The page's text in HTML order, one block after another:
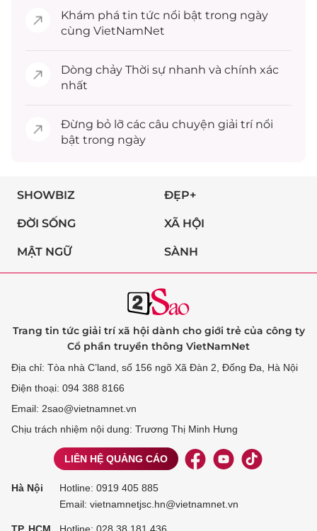
Khám phá tin tức nổi bật trong ngày
cùng VietNamNet
Dòng chảy Thời sự nhanh và chính xác
nhất
Đừng bỏ lỡ các câu chuyện giải trínổi
bật trong ngày
SHOWBIZ ĐẸP+
ĐỜI SỐNG XÃ HỘI
MẬT NGỮ SÀNH
Trang tin tức giải trí xã hội dành cho giới trẻ của công ty
Cổ phần truyền thông VietNamNet
Địa chỉ: Tòa nhà C’land, số 156 ngõ Xã Đàn 2, Đống Đa, Hà Nội
Điện thoại: 094 388 8166
Email: 2sao@vietnamnet.vn
Chịu trách nhiệm nội dung: Trương Thị Minh Hưng
LIÊN HỆ QUẢNG CÁO
Hà Nội Hotline: 0919 405 885
Email: vietnamnetjsc.hn@vietnamnet.vn